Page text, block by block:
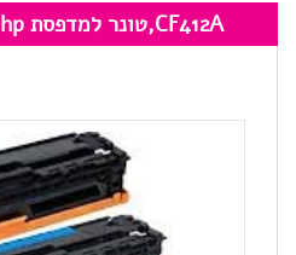
CF412A,טונר למדפסת hp תואם צהוב-פרימיום